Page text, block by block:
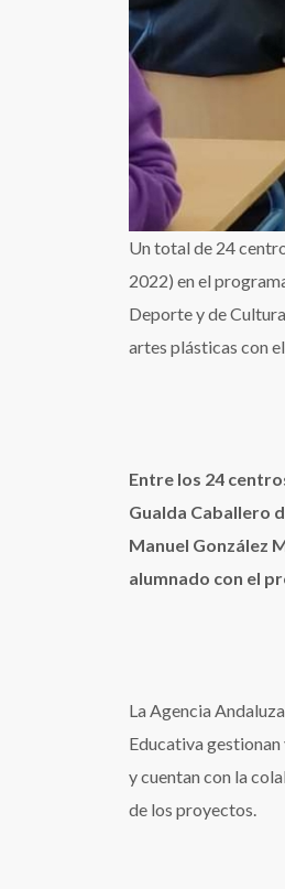
Un total de 24
2022) en el
Deporte y de
artes plásticas con
Entre los 24
Gualda Caballero
Manuel González
alumnado con el
La Agencia
Educativa gestionan
y cuentan con la
de los proyectos.